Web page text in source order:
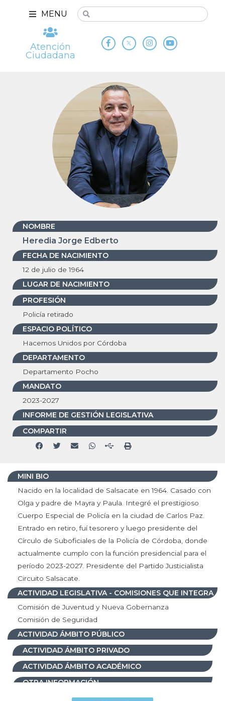
MENU
Atención
Ciudadana
NOMBRE
Heredia Jorge Edberto
FECHA DE NACIMIENTO
12 de julio de 1964
LUGAR DE NACIMIENTO
PROFESIÓN
Policía retirado
ESPACIO POLÍTICO
Hacemos Unidos por Córdoba
DEPARTAMENTO
Departamento Pocho
MANDATO
2023-2027
INFORME DE GESTIÓN LEGISLATIVA
COMPARTIR
MINI BIO
Nacido en la localidad de Salsacate en 1964. Casado con
Olga y padre de Mayra y Paula. Integré el prestigioso
Cuerpo Especial de Policía en la ciudad de Carlos Paz.
Entrado en retiro, fuí tesorero y luego presidente del
Círculo de Suboficiales de la Policía de Córdoba, donde
actualmente cumplo con la función presidencial para el
período 2023-2027. Presidente del Partido Justicialista
Circuito Salsacate.
ACTIVIDAD LEGISLATIVA - COMISIONES QUE INTEGRA
Comisión de Juventud y Nueva Gobernanza
Comisión de Seguridad
ACTIVIDAD ÁMBITO PÚBLICO
ACTIVIDAD ÁMBITO PRIVADO
ACTIVIDAD ÁMBITO ACADÉMICO
OTRA INFORMACIÓN